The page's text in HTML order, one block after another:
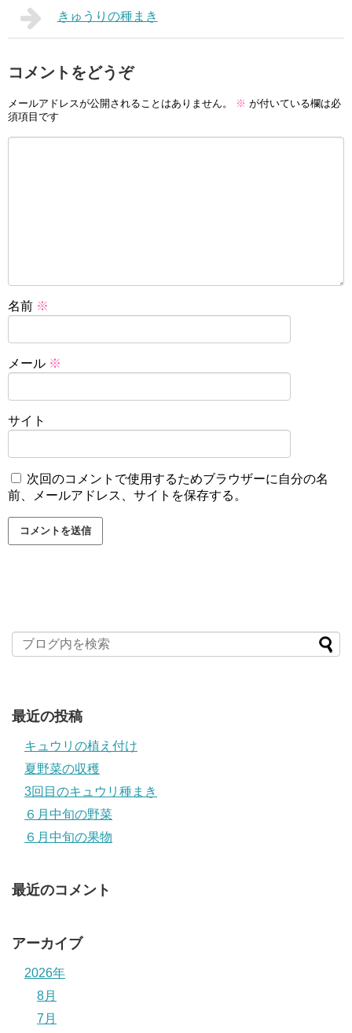
きゅうりの種まき
コメントをどうぞ
メールアドレスが公開されることはありません。 ※ が付いている欄は必
須項目です
名前 ※
メール ※
サイト
次回のコメントで使用するためブラウザーに自分の名
前、メールアドレス、サイトを保存する。
最近の投稿
キュウリの植え付け
夏野菜の収穫
3回目のキュウリ種まき
６月中旬の野菜
６月中旬の果物
最近のコメント
アーカイブ
2026年
8月
7月